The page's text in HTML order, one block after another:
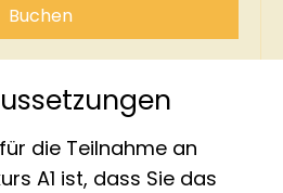
Buchen
die Teilnahme an
A1 ist, dass Sie das